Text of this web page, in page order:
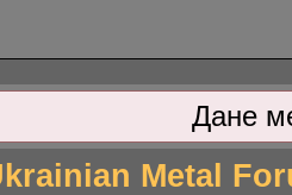
Дане
Metal